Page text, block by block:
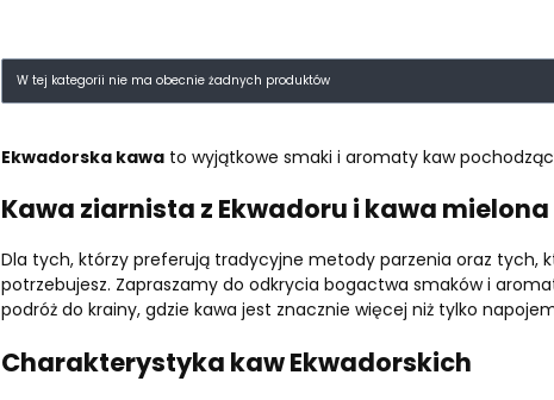
Lista produktów
W tej kategorii nie ma obecnie żadnych produktów
Ekwadorska kawa to wyjątkowe smaki i aromaty kaw
Kawa ziarnista z Ekwadoru i kawa mielona
Dla tych, którzy preferują tradycyjne metody parzenia oraz tych,
potrzebujesz. Zapraszamy do odkrycia bogactwa smaków i
podróż do krainy, gdzie kawa jest znacznie więcej niż tylko
Charakterystyka kaw Ekwadorskich